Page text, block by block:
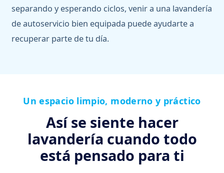
separando y esperando ciclos, venir a una lavandería
de autoservicio bien equipada puede ayudarte a
recuperar parte de tu día.
Un espacio limpio, moderno y práctico
Así se siente hacer
lavandería cuando todo
está pensado para ti